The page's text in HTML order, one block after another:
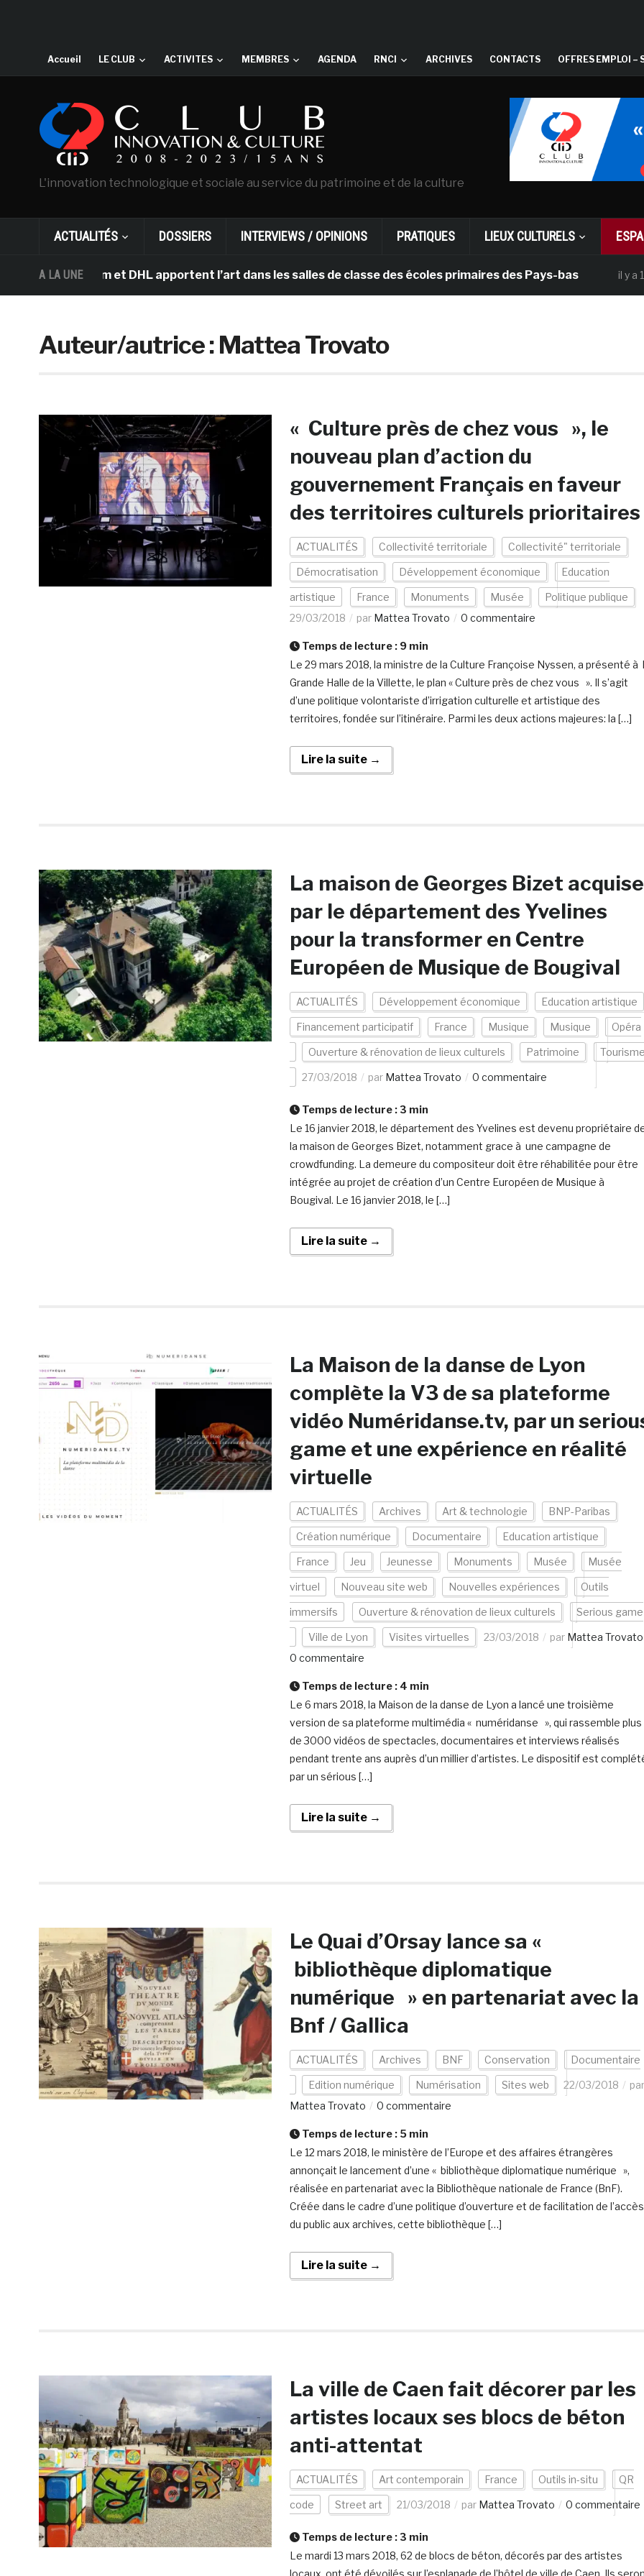
Accueil LE CLUB ACTIVITES MEMBRES AGENDA RNCI ARCHIVES CONTACTS OFFRES EMPLOI –
L'innovation technologique et sociale au service du patrimoine et de la culture
ACTUALITÉS DOSSIERS INTERVIEWS / OPINIONS PRATIQUES LIEUX CULTURELS
A LA UNEet DHL apportent l’art dans les salles de classe des écoles primaires des Pays-bas il y a 1 mois
Auteur/autrice :Mattea Trovato
« Culture près de chez vous », le
nouveau plan d’action du
gouvernement Français en faveur
des territoires culturels prioritaires
ACTUALITÉS Collectivité territoriale Collectivité" territoriale
Démocratisation Développement économique Education
artistique France Monuments Musée
Politique publique
29/03/2018
par Mattea Trovato 0 commentaire
Temps de lecture : 9 min
Le 29 mars 2018, la ministre de la Culture Françoise Nyssen, a présenté à
Grande Halle de la Villette, le plan « Culture près de chez vous ». Il s’agit
d’une politique volontariste d’irrigation culturelle et artistique des
territoires, fondée sur l’itinéraire. Parmi les deux actions majeures: la […]
Lire la suite →
La maison de Georges Bizet acquise
par le département des Yvelines
pour la transformer en Centre
Européen de Musique de Bougival
ACTUALITÉS Développement économique Education artistique
Financement participatif France Musique Musique Opéra
Ouverture & rénovation de lieux culturels Patrimoine
27/03/2018 par Mattea Trovato 0 commentaire
Temps de lecture : 3 min
Le 16 janvier 2018, le département des Yvelines est devenu propriétaire
la maison de Georges Bizet, notamment grace à une campagne de
crowdfunding. La demeure du compositeur doit être réhabilitée pour être
intégrée au projet de création d’un Centre Européen de Musique à
Bougival. Le 16 janvier 2018, le […]
Lire la suite →
La Maison de la danse de Lyon
complète la V3 de sa plateforme
vidéo Numéridanse.tv, par un
game et une expérience en réalité
virtuelle
ACTUALITÉS Archives Art & technologie BNP-Paribas
Création numérique Documentaire Education artistique
France Jeu Jeunesse Monuments Musée Musée
virtuel Nouveau site web Nouvelles expériences Outils
immersifs Ouverture & rénovation de lieux culturels Serious game
Ville de Lyon Visites virtuelles 23/03/2018 par Mattea Trovato
0 commentaire
Temps de lecture : 4 min
Le 6 mars 2018, la Maison de la danse de Lyon a lancé une troisième
version de sa plateforme multimédia « numéridanse », qui rassemble plus
de 3000 vidéos de spectacles, documentaires et interviews réalisés
pendant trente ans auprès d’un millier d’artistes. Le dispositif est
par un sérious […]
Lire la suite →
Le Quai d’Orsay lance sa «
bibliothèque diplomatique
numérique » en partenariat avec la
Bnf / Gallica
ACTUALITÉS Archives BNF Conservation Documentaire
Edition numérique Numérisation Sites web 22/03/2018
par
Mattea Trovato
0 commentaire
Temps de lecture : 5 min
Le 12 mars 2018, le ministère de l’Europe et des affaires étrangères
annonçait le lancement d’une « bibliothèque diplomatique numérique »,
réalisée en partenariat avec la Bibliothèque nationale de France (BnF).
Créée dans le cadre d’une politique d’ouverture et de facilitation de l’accès
du public aux archives, cette bibliothèque […]
Lire la suite →
La ville de Caen fait décorer par les
artistes locaux ses blocs de béton
anti-attentat
ACTUALITÉS Art contemporain France Outils in-situ QR
code Street art 21/03/2018 par Mattea Trovato 0 commentaire
Temps de lecture : 3 min
Le mardi 13 mars 2018, 62 de blocs de béton, décorés par des artistes
locaux, ont été dévoilés sur l’esplanade de l’hôtel de ville de Caen. Ils